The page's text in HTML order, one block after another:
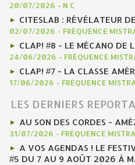
20/07/2026 - N C
CITESLAB : RÉVÉLATEUR
02/07/2026 - FRÉQUENCE
CLAP! #8 - LE MÉCANO DE
24/06/2026 - FRÉQUENCE
CLAP! #7 - LA CLASSE
17/06/2026 - FRÉQUENCE
LES DERNIERS
AU SON DES CORDES -
31/07/2026 - FRÉQUENCE
A VOS AGENDAS ! LE
#5 DU 7 AU 9 AOÛT 2026 À